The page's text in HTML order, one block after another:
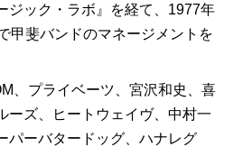
ジック・ラボ』を経て、1977年
甲斐バンドのマネージメントを
、プライベーツ、宮沢和史、喜
ーズ、ヒートウェイヴ、中村一
パーバタードッグ、ハナレグ